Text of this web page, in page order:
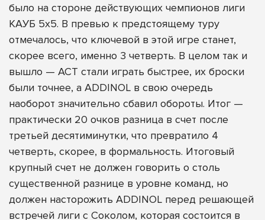
было на стороне действующих чемпионов лиги
КАУБ 5х5. В превью к предстоящему туру
отмечалось, что ключевой в этой игре станет,
скорее всего, именно 3 четверть. В целом так и
вышло — АСТ стали играть быстрее, их броски
были точнее, а ADDINOL в свою очередь
наоборот значительно сбавил обороты. Итог —
практически 20 очков разница в счет после
третьей десятиминутки, что превратило 4
четверть, скорее, в формальность. Итоговый
крупный счет не должен говорить о столь
существенной разнице в уровне команд, но
должен насторожить ADDINOL перед решающей
встречей лиги с Соколом, которая состоится в